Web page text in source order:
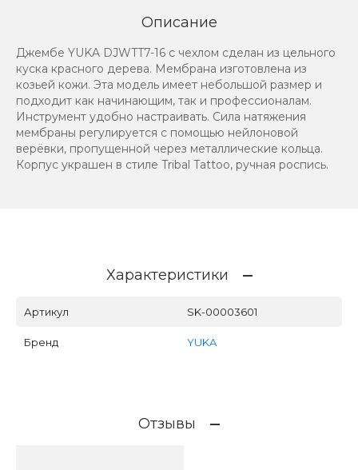
Описание
Джембе YUKA DJWTT7-16 с чехлом сделан из цельного
куска красного дерева. Мембрана изготовлена из
козьей кожи. Эта модель имеет небольшой размер и
подходит как начинающим, так и профессионалам.
Инструмент удобно настраивать. Сила натяжения
мембраны регулируется с помощью нейлоновой
верёвки, пропущенной через металлические кольца.
Корпус украшен в стиле Tribal Tattoo, ручная роспись.
Характеристики
Артикул SK-00003601
Бренд YUKA
Отзывы